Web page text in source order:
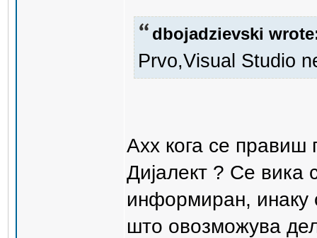
dbojadzievski
Prvo,Visual Studio
Ахх кога се правиш
Дијалект ? Се вика
информиран, инаку
што овозможува